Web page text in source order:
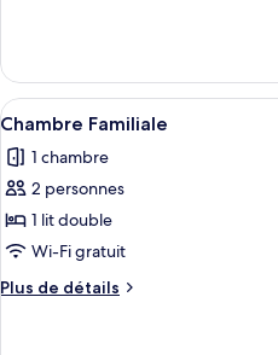
de
Suite
Junior
le
type
de
Suite
Junior
Afficher
toutes
les
photos
pour
ce
type
de
14
Chambre Familiale
1 chambre
2 personnes
1 lit double
Wi-Fi gratuit
Plus de détails
Plus